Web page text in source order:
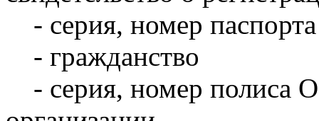
- серия, номер паспорта
- гражданство
- серия, номер полиса